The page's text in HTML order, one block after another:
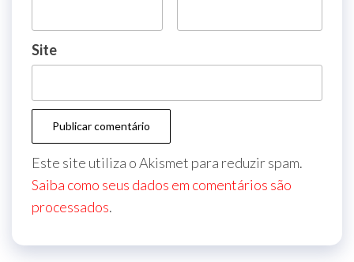
Site
Este site utiliza o Akismet para reduzir spam.
Saiba como seus dados em comentários são
processados.